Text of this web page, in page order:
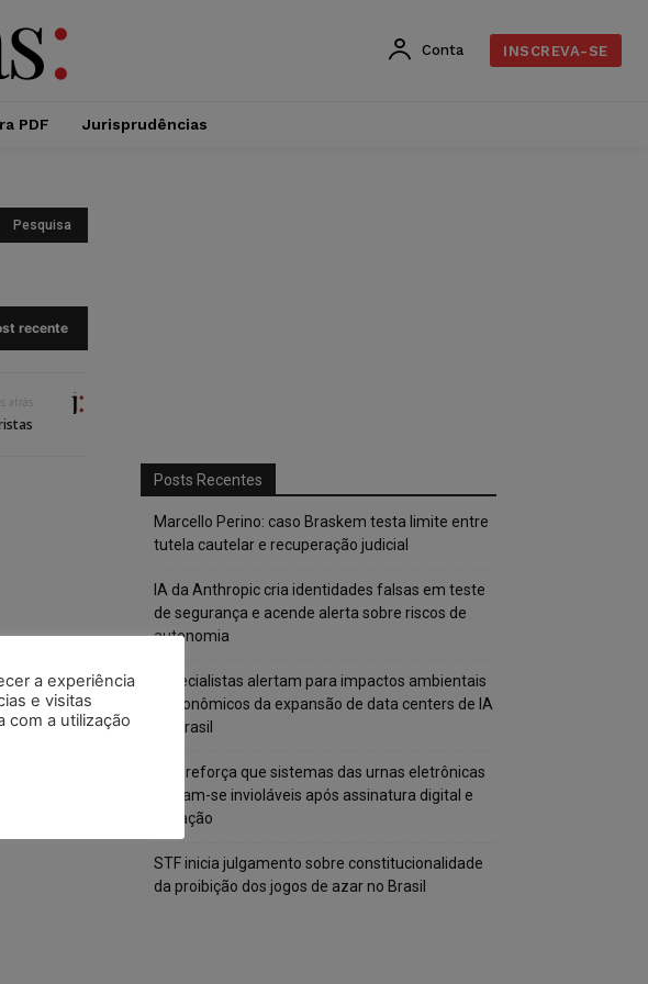
Conta INSCREVA-SE
PDF Jurisprudências
recente
atrás
Posts Recentes
Marcello Perino: caso Braskem testa limite entre
tutela cautelar e recuperação judicial
IA da Anthropic cria identidades falsas em teste
de segurança e acende alerta sobre riscos de
autonomia
Especialistas alertam para impactos ambientais
e econômicos da expansão de data centers de IA
no Brasil
TSE reforça que sistemas das urnas eletrônicas
tornam-se invioláveis após assinatura digital e
lacração
STF inicia julgamento sobre constitucionalidade
da proibição dos jogos de azar no Brasil
a experiência
e visitas
com a utilização